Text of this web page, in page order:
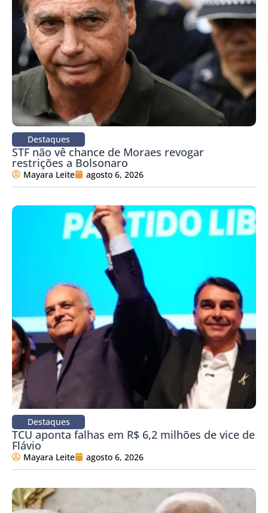
Destaques
STF não vê chance de Moraes revogar
restrições a Bolsonaro
Mayara Leite agosto 6, 2026
Destaques
TCU aponta falhas em R$ 6,2 milhões de vice de
Flávio
Mayara Leite agosto 6, 2026